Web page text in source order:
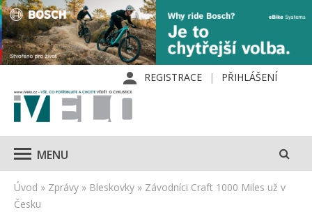
REGISTRACE PŘIHLÁŠENÍ
MENU
Úvod » Zprávy » Bleskovky » Závodníci Craft 1000 Miles už v
Česku